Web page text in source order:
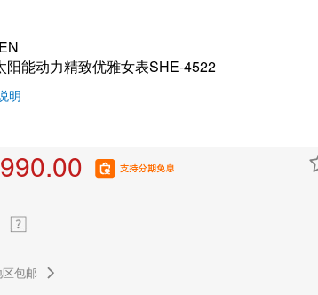
阳能动力精致优雅女表SHE-4522
明
包邮